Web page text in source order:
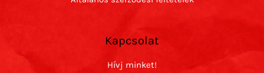
Kapcsolat
Hívj minket!